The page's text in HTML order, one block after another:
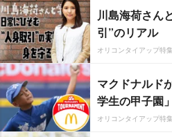
川島海荷さん
引”のリアル
オリコンタイアップ特集
マクドナルド
学生の甲子園」
オリコンタイアップ特集